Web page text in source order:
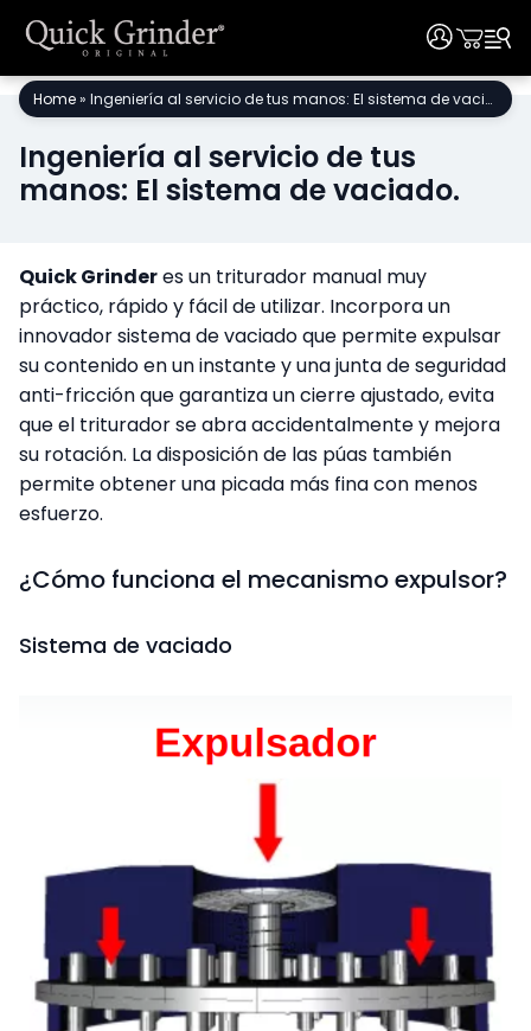
Ir
contenido
User User
Home» Ingeniería al servicio de tus manos: El sistema de vaciado.
Ingeniería al servicio de tus
manos: El sistema de vaciado.
Quick Grinderes un triturador manual muy
práctico, rápido y fácil de utilizar. Incorpora un
innovador sistema de vaciado que permite expulsar
su contenido en un instante y una junta de seguridad
anti-fricción que garantiza un cierre ajustado, evita
que el triturador se abra accidentalmente y mejora
su rotación. La disposición de las púas también
permite obtener una picada más fina con menos
esfuerzo.
¿Cómo funciona el mecanismo expulsor?
Sistema de vaciado